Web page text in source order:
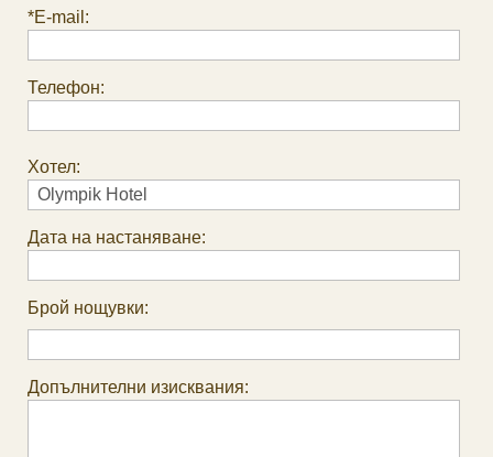
*E-mail:
Телефон:
Хотел:
Дата на настаняване:
Брой нощувки:
Допълнителни изисквания: